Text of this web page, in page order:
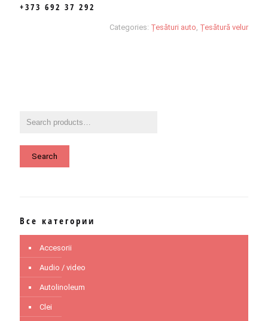
+373 692 37 292
Categories: Țesături auto Țesătură velur
Search
Все категории
Accesorii
Audio / video
Autolinoleum
Clei